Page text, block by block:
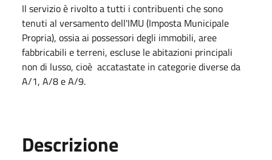
Il servizio è rivolto a tutti i contribuenti che sono
tenuti al versamento dell'IMU (Imposta Municipale
Propria), ossia ai possessori degli immobili, aree
fabbricabili e terreni, escluse le abitazioni principali
non di lusso, cioè accatastate in categorie diverse da
A/1, A/8 e A/9.
Descrizione